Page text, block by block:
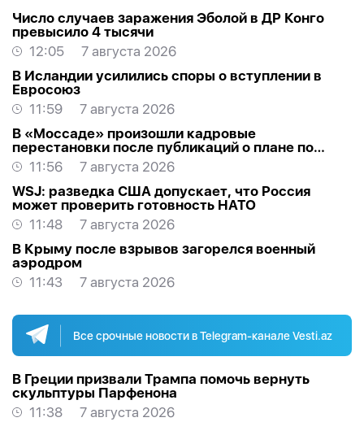
Число случаев заражения Эболой в ДР Конго
превысило 4 тысячи
12:05
7 августа 2026
В Исландии усилились споры о вступлении в
Евросоюз
11:59
7 августа 2026
В «Моссаде» произошли кадровые
перестановки после публикаций о плане по
Ирану
11:56
7 августа 2026
WSJ: разведка США допускает, что Россия
может проверить готовность НАТО
11:48
7 августа 2026
В Крыму после взрывов загорелся военный
аэродром
11:43
7 августа 2026
Все срочные новости в Telegram-канале Vesti.az
В Греции призвали Трампа помочь вернуть
скульптуры Парфенона
11:38
7 августа 2026